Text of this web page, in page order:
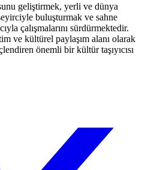
geliştirmek, yerli ve dünya
buluşturmak ve sahne
çalışmalarını sürdürmektedir.
ve kültürel paylaşım alanı olarak
önemli bir kültür taşıyıcısı